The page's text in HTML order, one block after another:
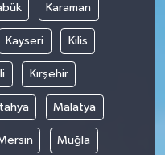
Karaman
Kayseri Kilis
Kırşehir
Malatya
Muğla